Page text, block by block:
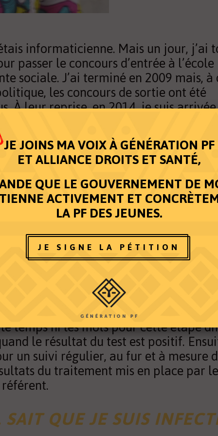
informaticienne. Mais un jour, j’ai
passer le concours d’entrée à l’école
sociale. J’ai terminé en 2009 mais, à
les concours de sortie ont été
À leur reprise, en 2014, je suis
Mon rêve se réalisait enfin. J’avais
ce métier. Au collège, la maman
était assistante sociale et j’étais
de la façon dont elle aidait les autres.
observer comment ce travail
avait soulagé une grande
par le VIH/sida.
années, je travaille pour une ONG
auprès de personnes atteintes par le
de violences basées sur le genre. Je
leur suivi psycho-social. Nous avons un
individuel après le dépistage. C’est moi
les résultats parce que les médecins
temps ni les mots pour cette étape
le résultat du test est positif.
un suivi régulier, au fur et à mesure
du traitement mis en place par le
SAIT QUE JE SUIS
JE JOINS MA VOIX À GÉNÉRATION PF
ET ALLIANCE DROITS ET SANTÉ,
QUE LE GOUVERNEMENT DE
ACTIVEMENT ET
LA PF DES JEUNES.
JE SIGNE LA PÉTITION